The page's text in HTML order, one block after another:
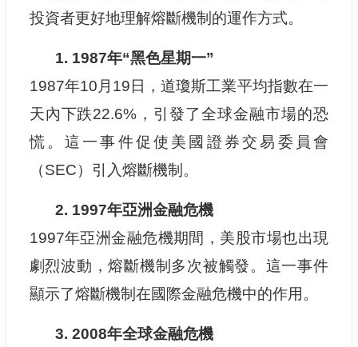
投資者更好地理解熔斷機制的運作方式。
1. 1987年“黑色星期一”
1987年10月19日，道瓊斯工業平均指數在一
天內下跌22.6%，引發了全球金融市場的恐
慌。這一事件促使美國證券交易委員會
（SEC）引入熔斷機制。
2. 1997年亞洲金融危機
1997年亞洲金融危機期間，美股市場也出現
劇烈波動，熔斷機制多次被觸發。這一事件
顯示了熔斷機制在國際金融危機中的作用。
3. 2008年全球金融危機